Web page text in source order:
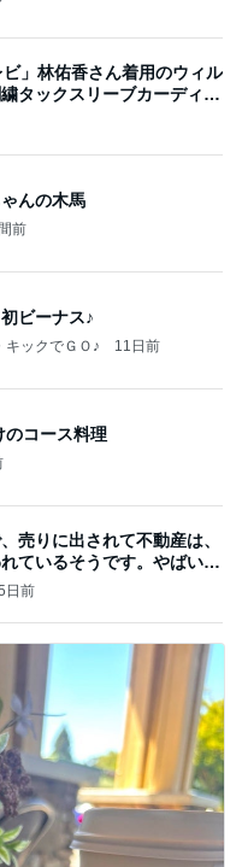
」林佑香さん着用のウィル
タックスリーブカーディガ
んの木馬
前
ビーナス♪
ックでＧＯ♪ 11日前
のコース料理
売りに出されて不動産は、
ているそうです。やばいで
日前